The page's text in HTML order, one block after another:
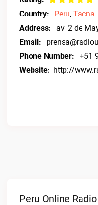
Country:
Peru, Tacna
Address:
av. 2 de
Email:
Phone Number:
+51
Website: http://
Peru Online